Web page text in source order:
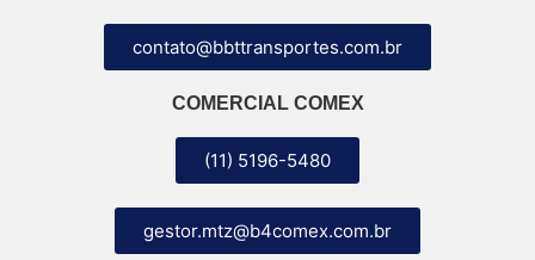
contato@bbttransportes.com.br
COMERCIAL COMEX
(11) 5196-5480
gestor.mtz@b4comex.com.br